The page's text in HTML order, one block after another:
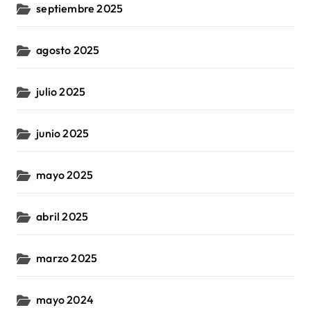
septiembre 2025
agosto 2025
julio 2025
junio 2025
mayo 2025
abril 2025
marzo 2025
mayo 2024